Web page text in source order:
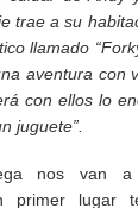
trae a su
llamado
aventura con
con ellos lo
juguete”.
nos van a
primer lugar